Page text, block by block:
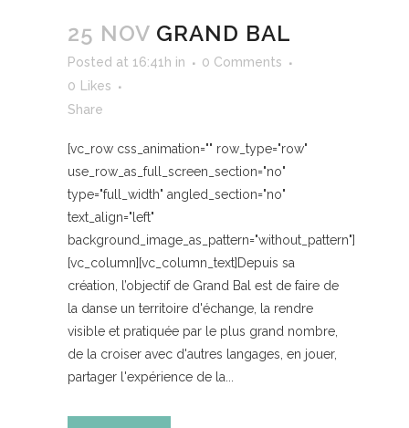
25 NOV GRAND BAL
Posted at 16:41h in
0 Comments
0 Likes
Share
[vc_row css_animation="" row_type="row"
use_row_as_full_screen_section="no"
type="full_width" angled_section="no"
text_align="left"
background_image_as_pattern="without_pattern"]
[vc_column][vc_column_text]Depuis sa
création, l’objectif de Grand Bal est de faire de
la danse un territoire d'échange, la rendre
visible et pratiquée par le plus grand nombre,
de la croiser avec d'autres langages, en jouer,
partager l'expérience de la...